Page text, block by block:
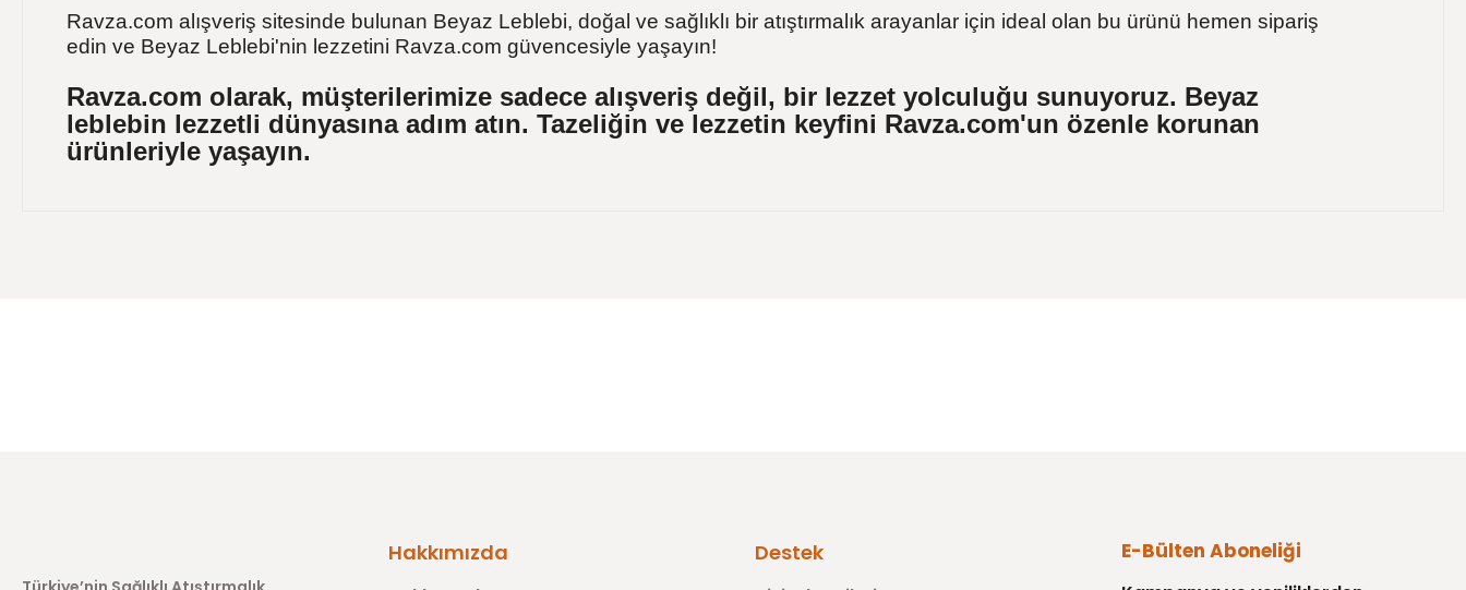
Ravza.com alışveriş sitesinde bulunan Beyaz Leblebi, doğal ve sağlıklı bir atıştırmalık arayanlar için ideal olan bu ürünü hemen sipariş
edin ve Beyaz Leblebi'nin lezzetini Ravza.com güvencesiyle yaşayın!
Ravza.com olarak, müşterilerimize sadece alışveriş değil, bir lezzet yolculuğu sunuyoruz. Beyaz
leblebin lezzetli dünyasına adım atın. Tazeliğin ve lezzetin keyfini Ravza.com'un özenle korunan
ürünleriyle yaşayın.
Hakkımızda Destek E-Bülten Aboneliği